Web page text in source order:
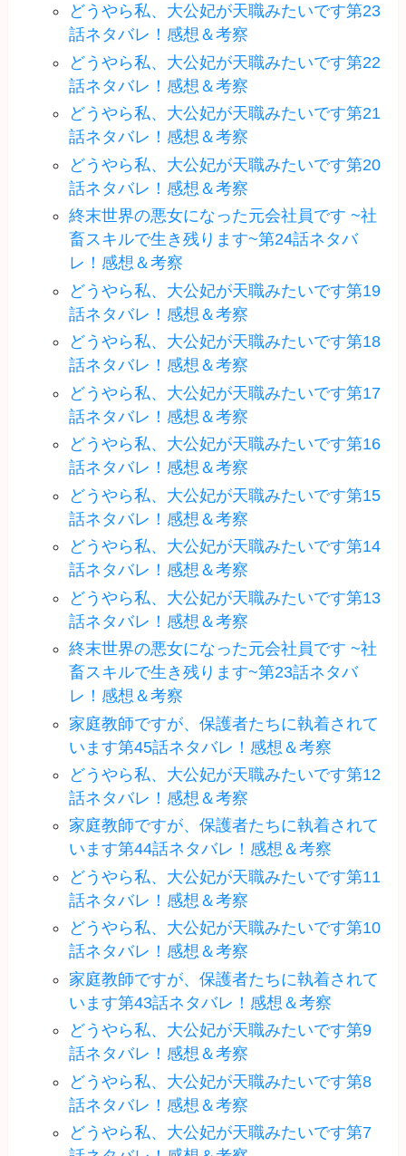
どうやら私、大公妃が天職みたいです第23
話ネタバレ！感想＆考察
どうやら私、大公妃が天職みたいです第22
話ネタバレ！感想＆考察
どうやら私、大公妃が天職みたいです第21
話ネタバレ！感想＆考察
どうやら私、大公妃が天職みたいです第20
話ネタバレ！感想＆考察
終末世界の悪女になった元会社員です ~社
畜スキルで生き残ります~第24話ネタバ
レ！感想＆考察
どうやら私、大公妃が天職みたいです第19
話ネタバレ！感想＆考察
どうやら私、大公妃が天職みたいです第18
話ネタバレ！感想＆考察
どうやら私、大公妃が天職みたいです第17
話ネタバレ！感想＆考察
どうやら私、大公妃が天職みたいです第16
話ネタバレ！感想＆考察
どうやら私、大公妃が天職みたいです第15
話ネタバレ！感想＆考察
どうやら私、大公妃が天職みたいです第14
話ネタバレ！感想＆考察
どうやら私、大公妃が天職みたいです第13
話ネタバレ！感想＆考察
終末世界の悪女になった元会社員です ~社
畜スキルで生き残ります~第23話ネタバ
レ！感想＆考察
家庭教師ですが、保護者たちに執着されて
います第45話ネタバレ！感想＆考察
どうやら私、大公妃が天職みたいです第12
話ネタバレ！感想＆考察
家庭教師ですが、保護者たちに執着されて
います第44話ネタバレ！感想＆考察
どうやら私、大公妃が天職みたいです第11
話ネタバレ！感想＆考察
どうやら私、大公妃が天職みたいです第10
話ネタバレ！感想＆考察
家庭教師ですが、保護者たちに執着されて
います第43話ネタバレ！感想＆考察
どうやら私、大公妃が天職みたいです第9
話ネタバレ！感想＆考察
どうやら私、大公妃が天職みたいです第8
話ネタバレ！感想＆考察
どうやら私、大公妃が天職みたいです第7